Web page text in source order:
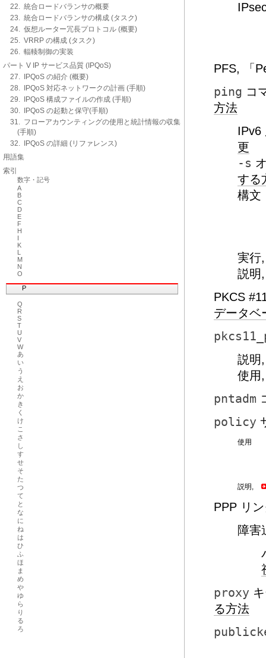
22. 統合ロードバランサの概要
23. 統合ロードバランサの構成 (タスク)
24. 仮想ルーター冗長プロトコル (概要)
25. VRRP の構成 (タスク)
26. 輻輳制御の実装
パート V IP サービス品質 (IPQoS)
27. IPQoS の紹介 (概要)
28. IPQoS 対応ネットワークの計画 (手順)
29. IPQoS 構成ファイルの作成 (手順)
30. IPQoS の起動と保守(手順)
31. フローアカウンティングの使用と統計情報の収集
(手順)
32. IPQoS の詳細 (リファレンス)
用語集
索引
数字・記号
A
B
C
D
E
F
H
I
K
L
M
N
O
P
Q
R
S
T
U
V
W
あ
い
う
え
お
か
き
く
け
こ
さ
し
す
せ
そ
た
つ
て
と
な
に
ね
は
ひ
ふ
ほ
ま
め
や
ゆ
ら
り
る
ろ
PFS, 「
ping コ
方法
IPv6
更
-s
する
構文
実
説
PKCS
データベ
説
使
pntadm
policy
使用
説明,
PPP リ
障害
proxy
る方法